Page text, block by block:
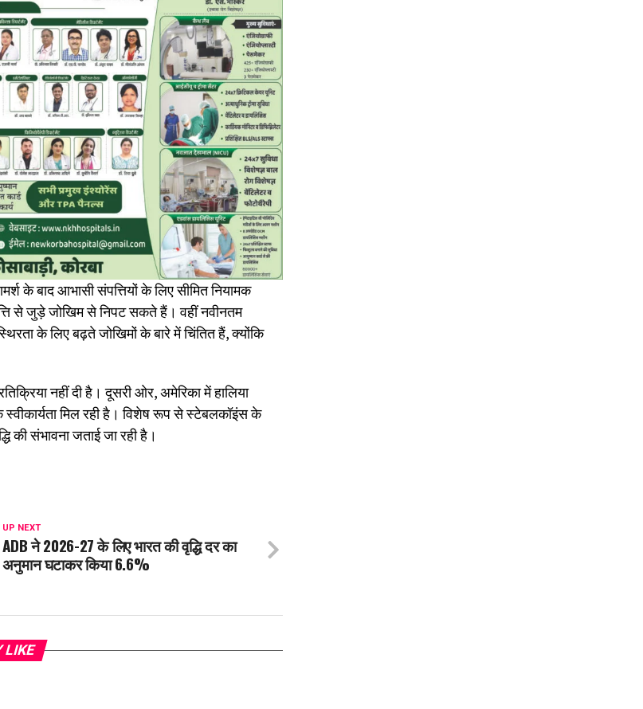
के बाद आभासी संपत्तियों के लिए सीमित नियामक
से जुड़े जोखिम से निपट सकते हैं। वहीं नवीनतम
के लिए बढ़ते जोखिमों के बारे में चिंतित हैं, क्योंकि
नहीं दी है। दूसरी ओर, अमेरिका में हालिया
स्वीकार्यता मिल रही है। विशेष रूप से स्टेबलकॉइंस के
की संभावना जताई जा रही है।
UP NEXT
ADB ने 2026-27 के लिए भारत की वृद्धि दर का
अनुमान घटाकर किया 6.6%
LIKE